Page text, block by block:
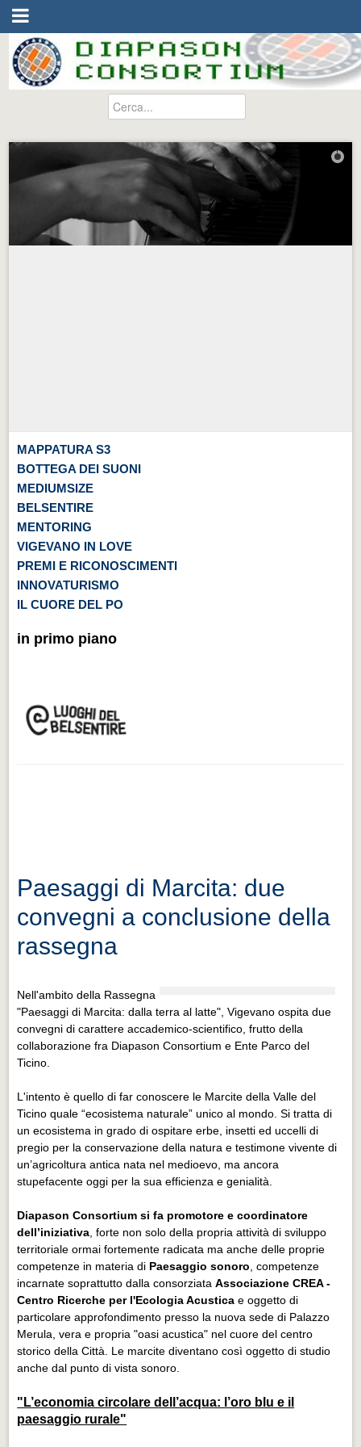
MAPPATURA S3
BOTTEGA DEI SUONI
MEDIUMSIZE
BELSENTIRE
MENTORING
VIGEVANO IN LOVE
PREMI E RICONOSCIMENTI
INNOVATURISMO
IL CUORE DEL PO
in primo piano
Paesaggi di Marcita: due
convegni a conclusione della
rassegna
Nell'ambito della Rassegna
"Paesaggi di Marcita: dalla terra al latte", Vigevano ospita due
convegni di carattere accademico-scientifico, frutto della
collaborazione fra Diapason Consortium e Ente Parco del
Ticino.
L'intento è quello di far conoscere le Marcite della Valle del
Ticino quale “ecosistema naturale” unico al mondo. Si tratta di
un ecosistema in grado di ospitare erbe, insetti ed uccelli di
pregio per la conservazione della natura e testimone vivente di
un’agricoltura antica nata nel medioevo, ma ancora
stupefacente oggi per la sua efficienza e genialità.
Diapason Consortium si fa promotore e coordinatore
dell’iniziativa , forte non solo della propria attività di sviluppo
territoriale ormai fortemente radicata ma anche delle proprie
competenze in materia di Paesaggio sonoro , competenze
incarnate soprattutto dalla consorziata Associazione CREA -
Centro Ricerche per l'Ecologia Acustica e oggetto di
particolare approfondimento presso la nuova sede di Palazzo
Merula, vera e propria "oasi acustica" nel cuore del centro
storico della Città. Le marcite diventano così oggetto di studio
anche dal punto di vista sonoro.
"L’economia circolare dell’acqua: l’oro blu e il
paesaggio rurale"